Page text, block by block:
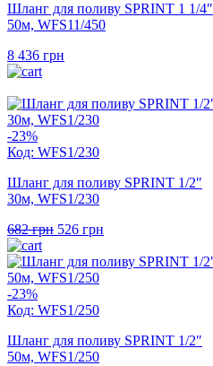
Шланг для поливу SPRINT 1 1/4″
50м, WFS11/450
8 436 грн
-23%
Код: WFS1/230
Шланг для поливу SPRINT 1/2″
30м, WFS1/230
682грн Оригінальна
682 грн.
526 грн
526 грн.
-23%
Код: WFS1/250
Шланг для поливу SPRINT 1/2″
50м, WFS1/250